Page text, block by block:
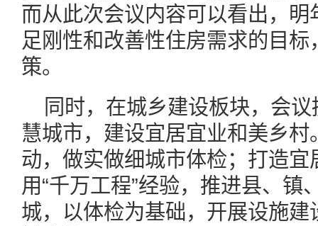
而从此次会议内容可以看出，
足刚性和改善性住房需求的目
策。
同时，在城乡建设板块，会
慧城市，建设宜居宜业和美乡
动，做实做细城市体检；打造
用“千万工程”经验，推进县、镇
城，以体检为基础，开展设施